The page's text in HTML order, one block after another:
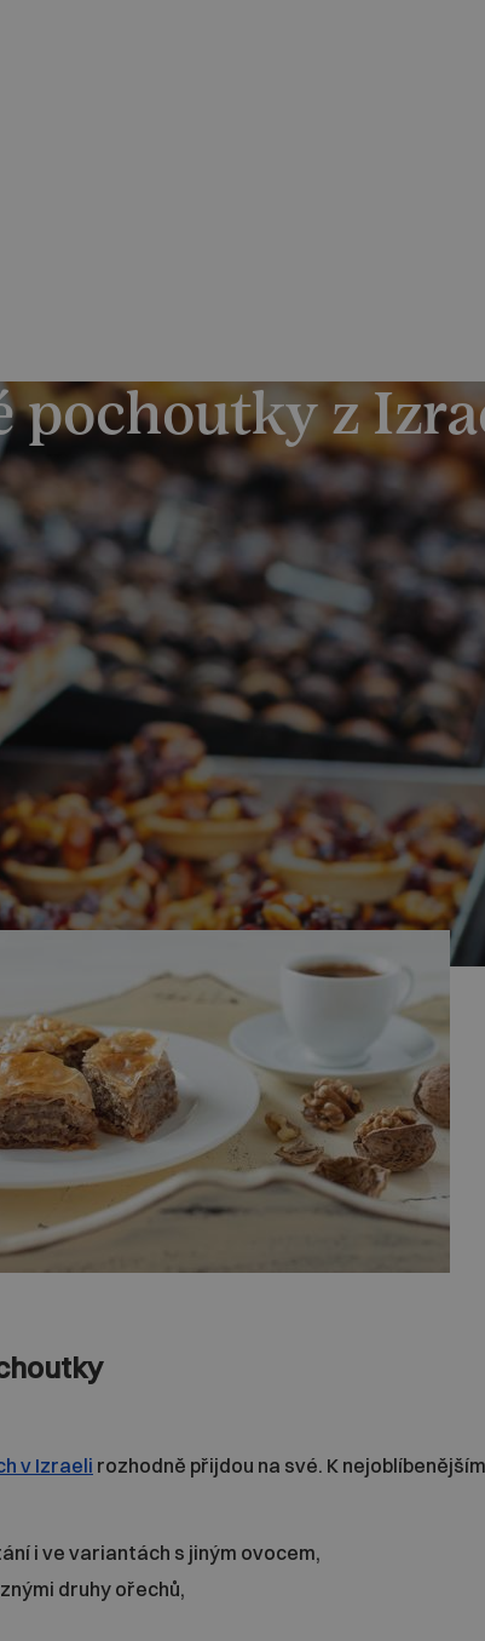
pochoutky z
každém rohu si v některém z mnoha stánků nebo
sendvič, louskat nejrůznější semínka nebo se
na sladké. Jaké sladkosti byste měli ochutnat
v Izraeli rozhodně přijdou na své. K
i ve variantách s jiným ovocem,
druhy ořechů,